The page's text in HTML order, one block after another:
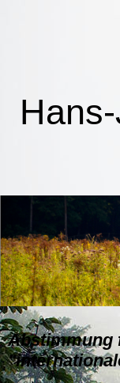
Abstimmung